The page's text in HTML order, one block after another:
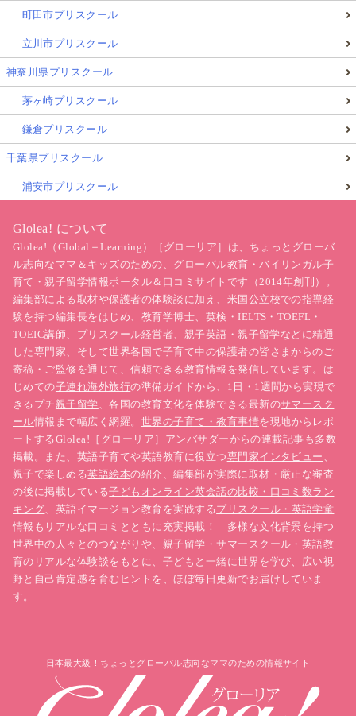
町田市プリスクール
立川市プリスクール
神奈川県プリスクール
茅ヶ崎プリスクール
鎌倉プリスクール
千葉県プリスクール
浦安市プリスクール
Glolea! について
Glolea!（Global＋Learning）［グローリア］は、ちょっとグローバ
ル志向なママ＆キッズのための、グローバル教育・バイリンガル子
育て・親子留学情報ポータル＆口コミサイトです（2014年創刊）。
編集部による取材や保護者の体験談に加え、米国公立校での指導経
験を持つ編集長をはじめ、教育学博士、英検・IELTS・TOEFL・
TOEIC講師、プリスクール経営者、親子英語・親子留学などに精通
した専門家、そして世界各国で子育て中の保護者の皆さまからのご
寄稿・ご監修を通じて、信頼できる教育情報を発信しています。は
じめての子連れ海外旅行の準備ガイドから、1日・1週間から実現で
きるプチ親子留学、各国の教育文化を体験できる最新のサマースク
ール情報まで幅広く網羅。 世界の子育て・教育事情を現地からレポ
ートするGlolea!［グローリア］アンバサダーからの連載記事も多数
掲載。また、英語子育てや英語教育に役立つ専門家インタビュー 、
親子で楽しめる英語絵本の紹介、編集部が実際に取材・厳正な審査
の後に掲載している子どもオンライン英会話の比較・口コミ数ラン
キング、英語イマージョン教育を実践するプリスクール・英語学童
情報もリアルな口コミとともに充実掲載！ 多様な文化背景を持つ
世界中の人々とのつながりや、親子留学・サマースクール・英語教
育のリアルな体験談をもとに、子どもと一緒に世界を学び、広い視
野と自己肯定感を育むヒントを、ほぼ毎日更新でお届けしていま
す。
日本最大級！ちょっとグローバル志向なママのための情報サイト